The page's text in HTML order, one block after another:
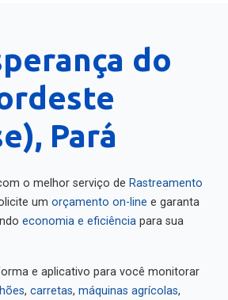
do
Pará
o melhor serviço de Rastreamento
um orçamento on-line e garanta
economia e eficiência para sua
e aplicativo para você monitorar
, carretas, máquinas agrícolas,